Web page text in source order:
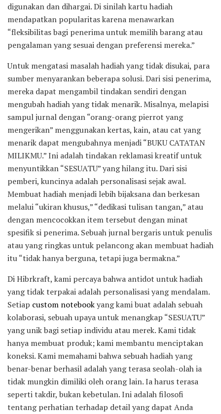
digunakan dan dihargai. Di sinilah kartu hadiah
mendapatkan popularitas karena menawarkan
“fleksibilitas bagi penerima untuk memilih barang atau
pengalaman yang sesuai dengan preferensi mereka.”
Untuk mengatasi masalah hadiah yang tidak disukai, para
sumber menyarankan beberapa solusi. Dari sisi penerima,
mereka dapat mengambil tindakan sendiri dengan
mengubah hadiah yang tidak menarik. Misalnya, melapisi
sampul jurnal dengan “orang-orang pierrot yang
mengerikan” menggunakan kertas, kain, atau cat yang
menarik dapat mengubahnya menjadi “BUKU CATATAN
MILIKMU.” Ini adalah tindakan reklamasi kreatif untuk
menyuntikkan “SESUATU” yang hilang itu. Dari sisi
pemberi, kuncinya adalah personalisasi sejak awal.
Membuat hadiah menjadi lebih bijaksana dan berkesan
melalui “ukiran khusus,” “dedikasi tulisan tangan,” atau
dengan mencocokkan item tersebut dengan minat
spesifik si penerima. Sebuah jurnal bergaris untuk penulis
atau yang ringkas untuk pelancong akan membuat hadiah
itu “tidak hanya berguna, tetapi juga bermakna.”
Di Hibrkraft, kami percaya bahwa antidot untuk hadiah
yang tidak terpakai adalah personalisasi yang mendalam.
Setiap custom notebookyang kami buat adalah sebuah
kolaborasi, sebuah upaya untuk menangkap “SESUATU”
yang unik bagi setiap individu atau merek. Kami tidak
hanya membuat produk; kami membantu menciptakan
koneksi. Kami memahami bahwa sebuah hadiah yang
benar-benar berhasil adalah yang terasa seolah-olah ia
tidak mungkin dimiliki oleh orang lain. Ia harus terasa
seperti takdir, bukan kebetulan. Ini adalah filosofi
tentang perhatian terhadap detail yang dapat Anda